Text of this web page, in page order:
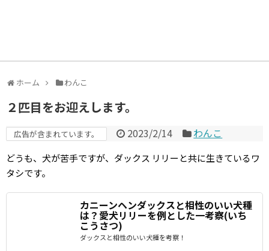
ホーム わんこ
２匹目をお迎えします。
広告が含まれています。 2023/2/14 わんこ
どうも、犬が苦手ですが、ダックス リリーと共に生きているワ
タシです。
カニーンヘンダックスと相性のいい犬種
は？愛犬リリーを例とした一考察(いち
こうさつ)
ダックスと相性のいい犬種を考察！